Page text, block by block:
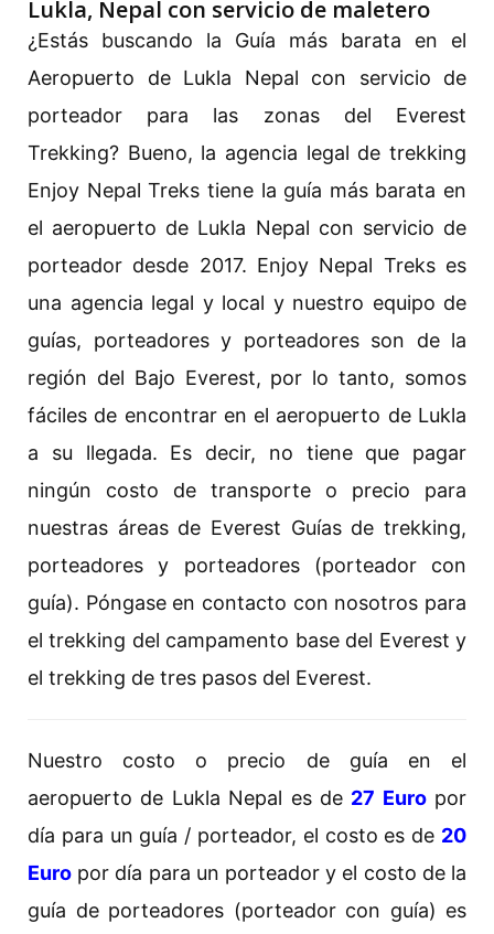
Lukla, Nepal con servicio de maletero
¿Estás buscando la Guía más barata en el
Aeropuerto de Lukla Nepal con servicio de
porteador para las zonas del Everest
Trekking? Bueno, la agencia legal de trekking
Enjoy Nepal Treks tiene la guía más barata en
el aeropuerto de Lukla Nepal con servicio de
porteador desde 2017. Enjoy Nepal Treks es
una agencia legal y local y nuestro equipo de
guías, porteadores y porteadores son de la
región del Bajo Everest, por lo tanto, somos
fáciles de encontrar en el aeropuerto de Lukla
a su llegada. Es decir, no tiene que pagar
ningún costo de transporte o precio para
nuestras áreas de Everest Guías de trekking,
porteadores y porteadores (porteador con
guía). Póngase en contacto con nosotros para
el trekking del campamento base del Everest y
el trekking de tres pasos del Everest.
Nuestro costo o precio de guía en el
aeropuerto de Lukla Nepal es de 27 Europor
día para un guía / porteador, el costo es de 20
Euro por día para un porteador y el costo de la
guía de porteadores (porteador con guía) es